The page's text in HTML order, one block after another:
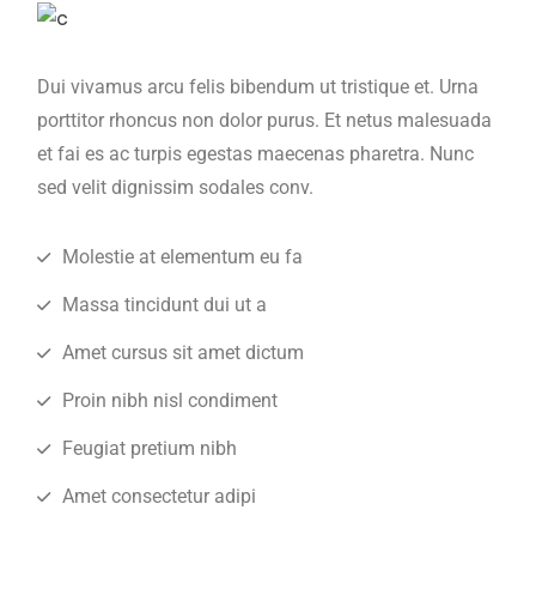
Dui vivamus arcu felis bibendum ut tristique et. Urna
porttitor rhoncus non dolor purus. Et netus malesuada
et fai es ac turpis egestas maecenas pharetra. Nunc
sed velit dignissim sodales conv.
Molestie at elementum eu fa
Massa tincidunt dui ut a
Amet cursus sit amet dictum
Proin nibh nisl condiment
Feugiat pretium nibh
Amet consectetur adipi